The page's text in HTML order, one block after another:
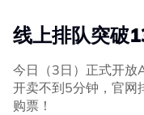
线上排队突破
今日（3日）正式开放
开卖不到5分钟，官网
购票！